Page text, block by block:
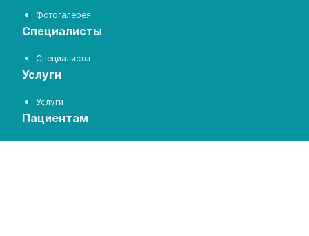
Фотогалерея
специалисты
Специалисты
услуги
Услуги
пациентам